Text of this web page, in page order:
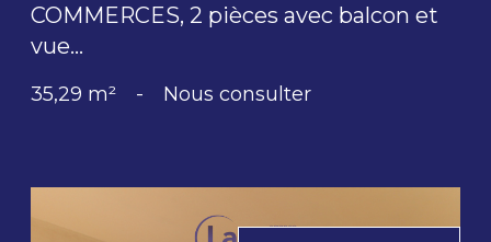
COMMERCES, 2 pièces avec balcon et
vue...
35,29 m² - Nous consulter